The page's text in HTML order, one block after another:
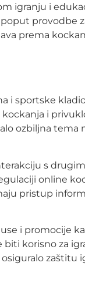
igranju i
provodbe
prema
i sportske
i
ozbiljna tema
s
online
pristup
i promocije
korisno za
zaštitu